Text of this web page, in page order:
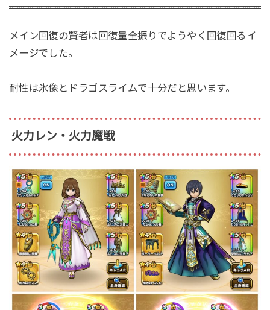
メイン回復の賢者は回復量全振りでようやく回復回るイ
メージでした。
耐性は氷像とドラゴスライムで十分だと思います。
火力レン・火力魔戦